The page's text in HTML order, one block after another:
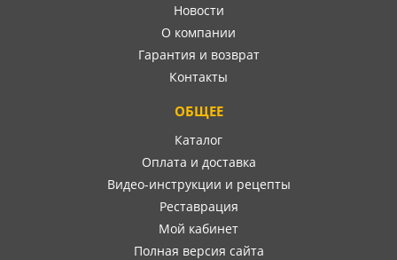
Новости
О компании
Гарантия и возврат
Контакты
ОБЩЕЕ
Каталог
Оплата и доставка
Видео-инструкции и рецепты
Реставрация
Мой кабинет
Полная версия сайта